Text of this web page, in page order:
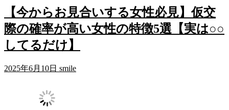
【今からお見合いする女性必見】仮交
際の確率が高い女性の特徴5選【実は○○
してるだけ】
2025年6月10日 smile